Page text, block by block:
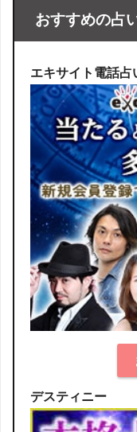
おすすめの占
エキサイト電話占
デスティニー